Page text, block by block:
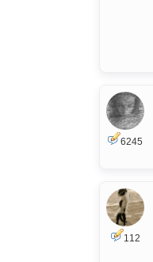
6245
112